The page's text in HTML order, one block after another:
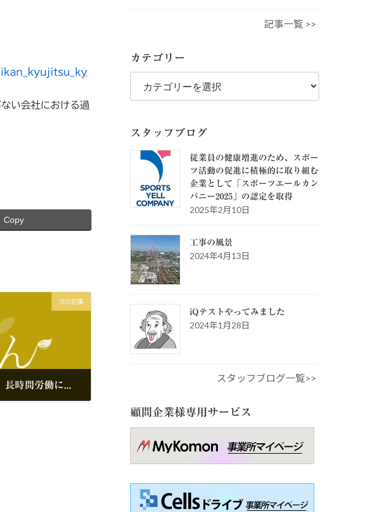
い会社における過
Copy
次の記事
記事一覧 >>
カテゴリー
カ
ゴ
ー
スタッフブログ
従業員の健康増進のため、スポー
ツ活動の促進に積極的に取り組む
企業として「スポーツエールカン
パニー2025」の認定を取得
2025年2月10日
工事の風景
2024年4月13日
iQテストやってみました
2024年1月28日
スタッフブログ一覧>>
顧問企業様専用サービス